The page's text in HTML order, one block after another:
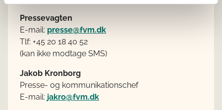
Pressevagten
E-mail: presse@fvm.dk
Tlf: +45 20 18 40 52
(kan ikke modtage SMS)
Jakob Kronborg
Presse- og kommunikationschef
E-mail: jakro@fvm.dk